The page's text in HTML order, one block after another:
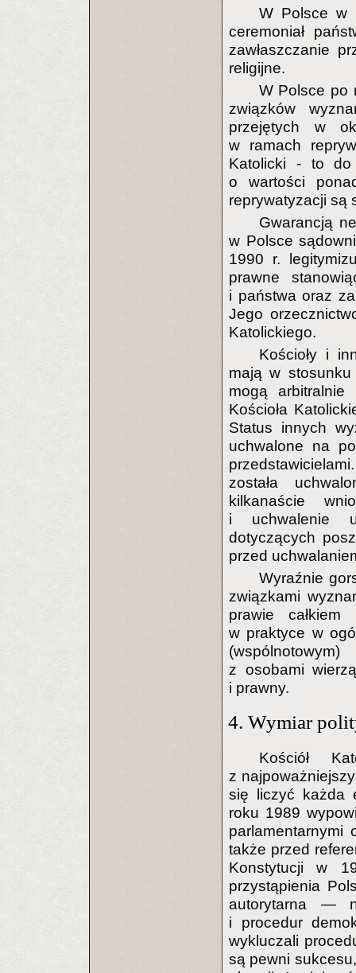
W Polsce w
ceremoniał
zawłaszczanie
religijne.
W Polsce po
związków
przejętych w
w ramach
Katolicki - to do
o wartości
reprywatyzacji są
Gwarancją
w Polsce
1990 r.
prawne
i państwa oraz
Jego
Katolickiego.
Kościoły i
mają w
mogą arbitralnie
Kościoła
Status innych
uchwalone na
została
kilkanaście
i uchwalenie
dotyczących
przed
Wyraźnie
związkami
prawie
w praktyce w
z osobami
i prawny.
4. Wymiar
Kościół
z
się liczyć każda
roku 1989
parlamentarnymi
także przed
Konstytucji w
przystąpienia
autorytarna —
i procedur
wykluczali
są pewni